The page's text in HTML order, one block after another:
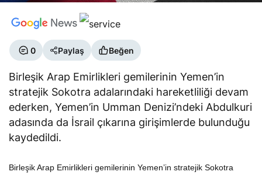
0 Paylaş Beğen
Birleşik Arap Emirlikleri gemilerinin Yemen’in
stratejik Sokotra adalarındaki hareketliliği devam
ederken, Yemen’in Umman Denizi’ndeki Abdulkuri
adasında da İsrail çıkarına girişimlerde bulunduğu
kaydedildi.
Birleşik Arap Emirlikleri gemilerinin Yemen’in stratejik Sokotra